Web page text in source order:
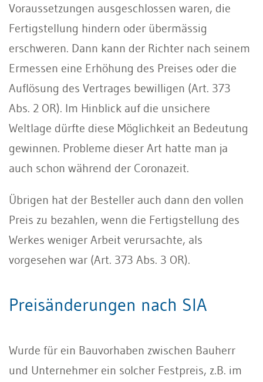
Voraussetzungen ausgeschlossen waren, die
Fertigstellung hindern oder übermässig
erschweren. Dann kann der Richter nach seinem
Ermessen eine Erhöhung des Preises oder die
Auflösung des Vertrages bewilligen (Art. 373
Abs. 2 OR). Im Hinblick auf die unsichere
Weltlage dürfte diese Möglichkeit an Bedeutung
gewinnen. Probleme dieser Art hatte man ja
auch schon während der Coronazeit.
Übrigen hat der Besteller auch dann den vollen
Preis zu bezahlen, wenn die Fertigstellung des
Werkes weniger Arbeit verursachte, als
vorgesehen war (Art. 373 Abs. 3 OR).
Preisänderungen nach SIA
Wurde für ein Bauvorhaben zwischen Bauherr
und Unternehmer ein solcher Festpreis, z.B. im